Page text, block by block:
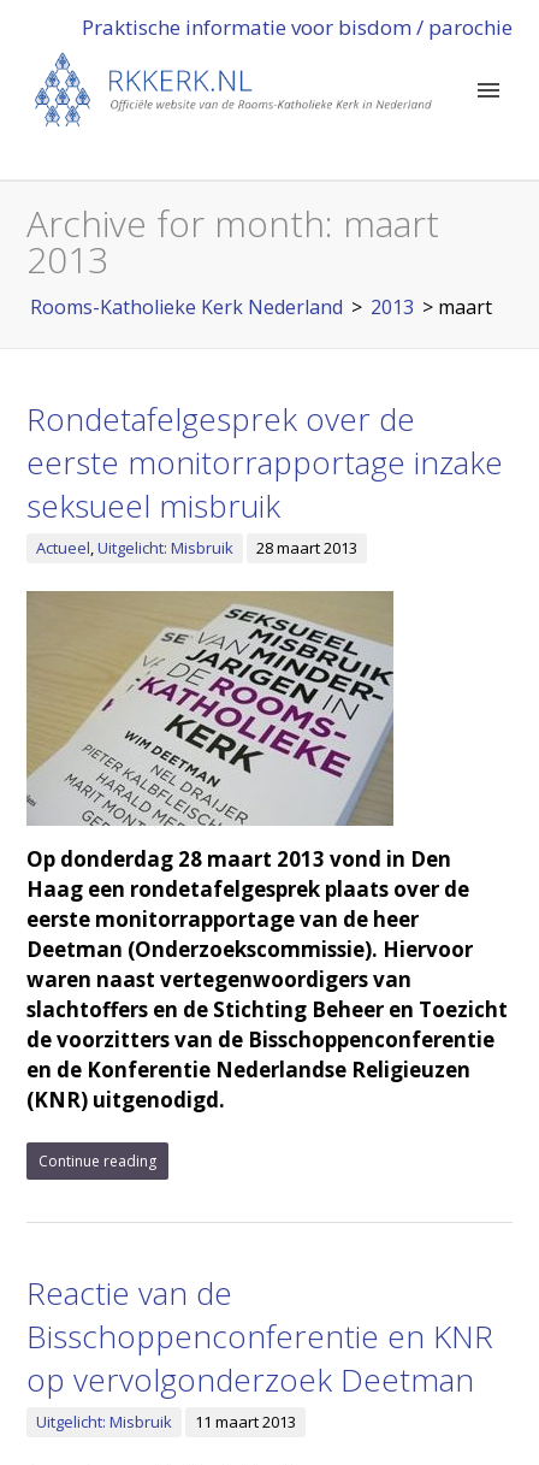
Praktische informatie voor bisdom / parochie
Archive for month: maart
2013
Rooms-Katholieke Kerk Nederland > 2013 > maart
Rondetafelgesprek over de
eerste monitorrapportage inzake
seksueel misbruik
Actueel,Uitgelicht: Misbruik 28 maart 2013
Op donderdag 28 maart 2013 vond in Den
Haag een rondetafelgesprek plaats over de
eerste monitorrapportage van de heer
Deetman (Onderzoekscommissie). Hiervoor
waren naast vertegenwoordigers van
slachtoffers en de Stichting Beheer en Toezicht
de voorzitters van de Bisschoppenconferentie
en de Konferentie Nederlandse Religieuzen
(KNR) uitgenodigd.
Continue reading
Reactie van de
Bisschoppenconferentie en KNR
op vervolgonderzoek Deetman
Uitgelicht: Misbruik 11 maart 2013